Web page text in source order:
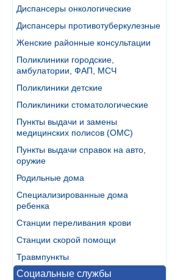
Диспансеры онкологические
Диспансеры противотуберкулезные
Женские районные консультации
Поликлиники городские,
амбулатории, ФАП, МСЧ
Поликлиники детские
Поликлиники стоматологические
Пункты выдачи и замены
медицинских полисов (ОМС)
Пункты выдачи справок на авто,
оружие
Родильные дома
Специализированные дома
ребенка
Станции переливания крови
Станции скорой помощи
Травмпункты
Социальные службы